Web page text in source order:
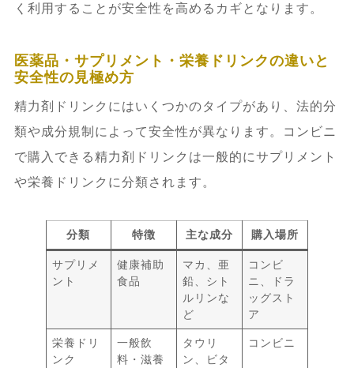
く利用することが安全性を高めるカギとなります。
医薬品・サプリメント・栄養ドリンクの違いと
安全性の見極め方
精力剤ドリンクにはいくつかのタイプがあり、法的分
類や成分規制によって安全性が異なります。コンビニ
で購入できる精力剤ドリンクは一般的にサプリメント
や栄養ドリンクに分類されます。
分類 特徴 主な成分 購入場所
サプリメ
ント
健康補助
食品
マカ、亜
鉛、シト
ルリンな
ど
コンビ
ニ、ドラ
ッグスト
ア
栄養ドリ
ンク
一般飲
料・滋養
タウリ
ン、ビタ
コンビニ